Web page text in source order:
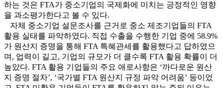
하는 것은 FTA가 중소기업의 국제화에 미치는 긍정적인 영향
을 과소평가한다고 볼 수 있다.
자체 중소기업 설문조사를 근거로 중소 제조기업들의 FTA
활용 실태를 파악하였다. 직접 수출을 수행한 기업 중에 58.9%
가 원산지 증명을 통해 FTA 특혜관세를 활용했다고 답하였으
며, 업력이 길고, 기업의 규모가 더 클수록 FTA 활용 확률이 더
높았다. FTA 활용 기업들의 주요 애로사항은 ‘까다로운 원산
지 증명 절차’, ‘국가별 FTA 원산지 규정 파악 어려움’ 등이었